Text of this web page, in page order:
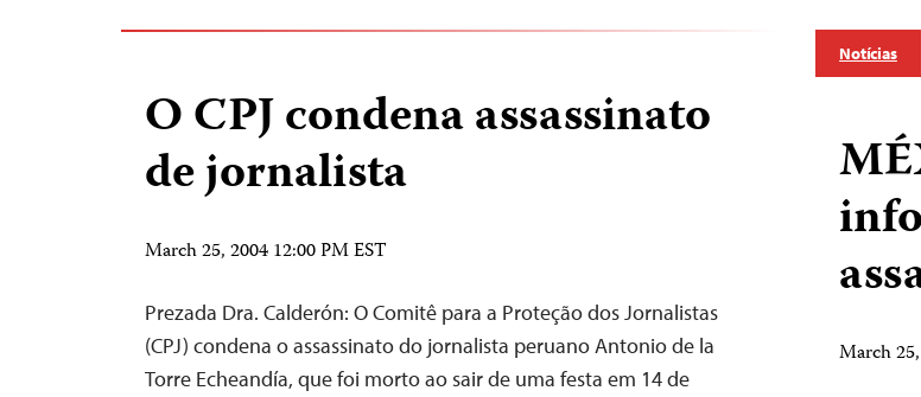
O CPJ condena assassinato
de jornalista
March 25, 2004 12:00 PM EST
Prezada Dra. Calderón: O Comitê para a Proteção dos Jornalistas
(CPJ) condena o assassinato do jornalista peruano Antonio de la
Torre Echeandía, que foi morto ao sair de uma festa em 14 de
Notícias
March